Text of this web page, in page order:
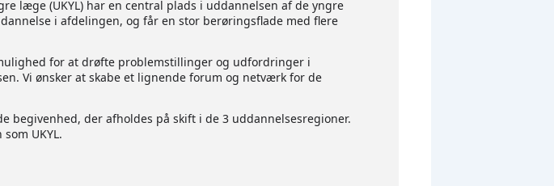
læge (UKYL) har en central plads i uddannelsen af de yngre
i afdelingen, og får en stor berøringsflade med flere
for at drøfte problemstillinger og udfordringer i
Vi ønsker at skabe et lignende forum og netværk for de
begivenhed, der afholdes på skift i de 3 uddannelsesregioner.
UKYL.